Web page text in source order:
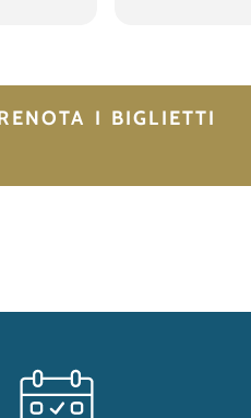
I BIGLIETTI